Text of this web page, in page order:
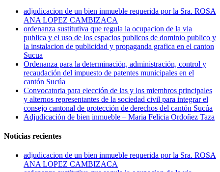
adjudicacion de un bien inmueble requerida por la Sra. ROSA
ANA LOPEZ CAMBIZACA
ordenanza sustitutiva que regula la ocupacion de la via
publica y el uso de los espacios publicos de dominio publico y
la instalacion de publicidad y propaganda grafica en el canton
Sucua
Ordenanza para la determinación, administración, control y
recaudación del impuesto de patentes municipales en el
cantón Sucúa
Convocatoria para elección de las y los miembros principales
y alternos representantes de la sociedad civil para integrar el
consejo cantonal de protección de derechos del cantón Sucúa
Adjudicación de bien inmueble – Maria Felicia Ordoñez Taza
Noticias recientes
adjudicacion de un bien inmueble requerida por la Sra. ROSA
ANA LOPEZ CAMBIZACA